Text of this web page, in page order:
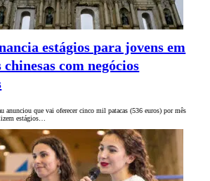
estágios para jovens em
chinesas com negócios
anunciou que vai oferecer cinco mil patacas (536 euros) por mês
estágios…